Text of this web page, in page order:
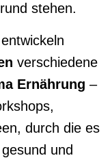
stehen.
entwickeln
verschiedene
Ernährung –
durch die es
und